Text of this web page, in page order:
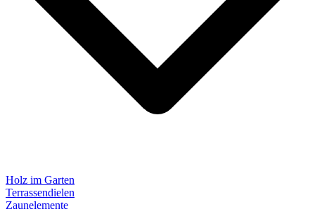
Holz im Garten
Terrassendielen
Zaunelemente